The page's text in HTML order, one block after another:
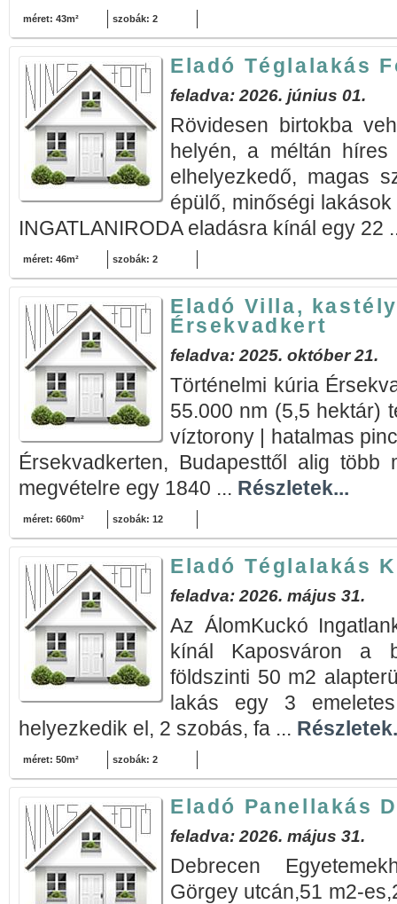
méret: 43m² szobák: 2
Eladó Téglalakás
feladva: 2026. június 01.
Rövidesen birtokba
helyén, a méltán
elhelyezkedő, magas
épülő, minőségi
INGATLANIRODA eladásra kínál egy 22
méret: 46m² szobák: 2
Eladó Villa,
Érsekvadkert
feladva: 2025. október 21.
Történelmi kúria
55.000 nm (5,5 hektár)
víztorony | hatalmas
Érsekvadkerten, Budapesttől alig
megvételre egy 1840 ... Részletek...
méret: 660m² szobák: 12
Eladó Téglalakás
feladva: 2026. május 31.
Az ÁlomKuckó
kínál Kaposváron a
földszinti 50 m2
lakás egy 3
helyezkedik el, 2 szobás, fa ...
méret: 50m² szobák: 2
Eladó Panellakás
feladva: 2026. május 31.
Debrecen
Görgey utcán,51 m2-